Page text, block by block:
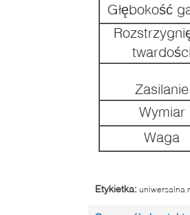
Głębokość
twardości
Zasilanie
Wymiar
Waga
Etykietka: uniwersalna